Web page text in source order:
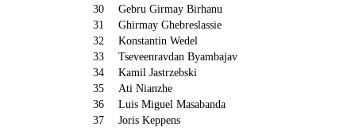
30
Gebru Girmay Birhanu
31
Ghirmay Ghebreslassie
32
Konstantin Wedel
33
Tseveenravdan Byambajav
34
Kamil Jastrzebski
35
Ati Nianzhe
36
Luis Miguel Masabanda
37
Joris Keppens